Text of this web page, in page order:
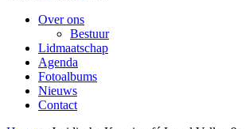
Over ons
Bestuur
Lidmaatschap
Agenda
Fotoalbums
Nieuws
Contact